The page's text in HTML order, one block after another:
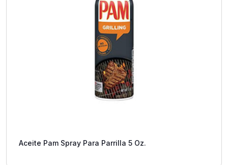
Aceite Pam Spray Para Parrilla 5 Oz.